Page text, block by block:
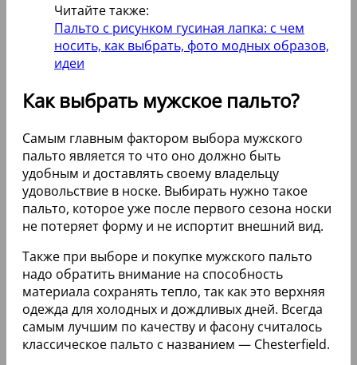
Читайте также:
Пальто с рисунком гусиная лапка: с чем
носить, как выбрать, фото модных образов,
идеи
Как выбрать мужское пальто?
Самым главным фактором выбора мужского
пальто является то что оно должно быть
удобным и доставлять своему владельцу
удовольствие в носке. Выбирать нужно такое
пальто, которое уже после первого сезона носки
не потеряет форму и не испортит внешний вид.
Также при выборе и покупке мужского пальто
надо обратить внимание на способность
материала сохранять тепло, так как это верхняя
одежда для холодных и дождливых дней. Всегда
самым лучшим по качеству и фасону считалось
классическое пальто с названием — Chesterfield.